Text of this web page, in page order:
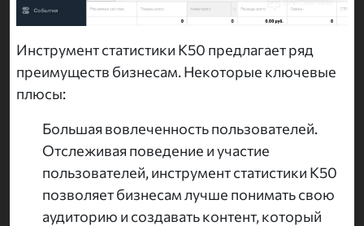
Инструмент статистики K50 предлагает ряд
преимуществ бизнесам. Некоторые ключевые
плюсы:
Большая вовлеченность пользователей.
Отслеживая поведение и участие
пользователей, инструмент статистики K50
позволяет бизнесам лучше понимать свою
аудиторию и создавать контент, который